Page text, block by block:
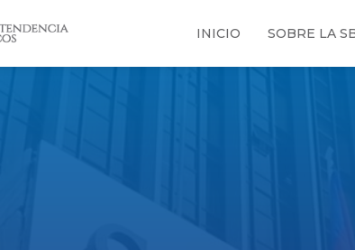
INICIO SOBRE LA